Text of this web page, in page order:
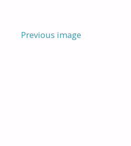
Previous image